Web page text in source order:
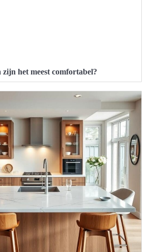
het meest comfortabel?